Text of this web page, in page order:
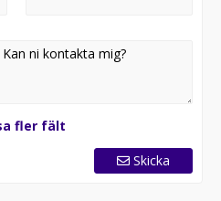
fler fält
Skicka